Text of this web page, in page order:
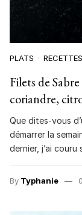
PLATS RECETTES
Filets de
coriandre,
Que dites-vous
démarrer la
dernier, j’ai couru
By Typhanie